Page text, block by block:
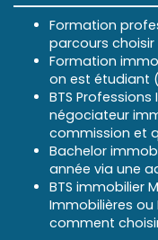
Formation
parcours choisir
Formation
on est étudiant
BTS
négociateur
commission et
Bachelor
année via une
BTS immobilier
Immobilières
comment